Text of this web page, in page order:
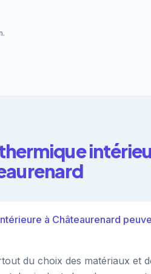
à Châteaurenard
du choix des matériaux et